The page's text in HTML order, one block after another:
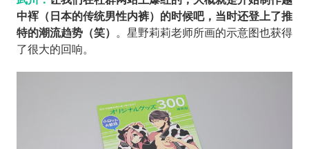
中裈（日本的传统男性内裤）的时候吧，当时还登上了推
特的潮流趋势（笑）
。星野莉莉老师所画的示意图也获得
了很大的回响。